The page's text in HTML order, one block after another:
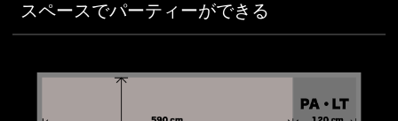
スペースでパーティーができる